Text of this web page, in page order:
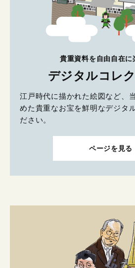
貴重資料を自由自在に
デジタルコレ
江戸時代に描かれた絵図など、
めた貴重なお宝を鮮明なデジタ
ださい。
ページを見る